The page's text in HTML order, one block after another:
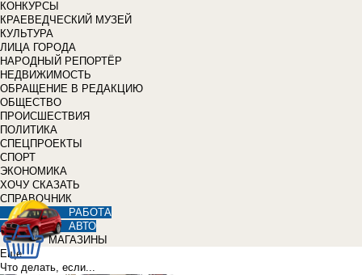
КОНКУРСЫ
КРАЕВЕДЧЕСКИЙ МУЗЕЙ
КУЛЬТУРА
ЛИЦА ГОРОДА
НАРОДНЫЙ РЕПОРТЁР
НЕДВИЖИМОСТЬ
ОБРАЩЕНИЕ В РЕДАКЦИЮ
ОБЩЕСТВО
ПРОИСШЕСТВИЯ
ПОЛИТИКА
СПЕЦПРОЕКТЫ
СПОРТ
ЭКОНОМИКА
ХОЧУ СКАЗАТЬ
СПРАВОЧНИК
РАБОТА
АВТО
МАГАЗИНЫ
Еще
Что делать, если...